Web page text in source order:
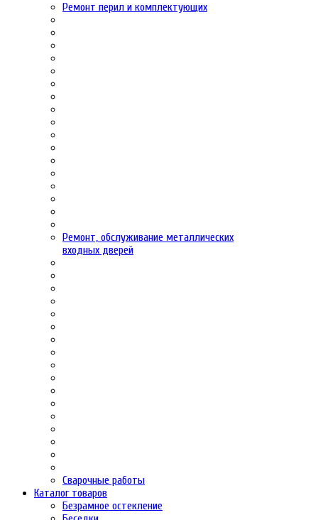
Ремонт перил и комплектующих
Ремонт, обслуживание металлических
входных дверей
Сварочные работы
Каталог товаров
Безрамное остекление